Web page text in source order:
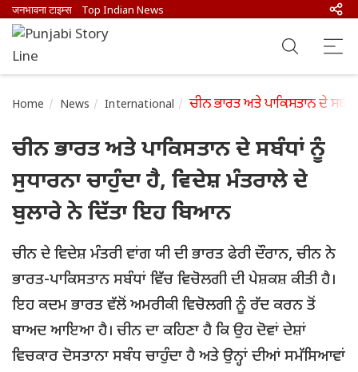
जनभावना टाइम्स Top Indian News
Home News International ਚੀਨ ਭਾਰਤ ਅਤੇ ਪਾਕਿਸਤਾਨ ਦੇ
ਚੀਨ ਭਾਰਤ ਅਤੇ ਪਾਕਿਸਤਾਨ ਦੇ ਸਬੰਧਾਂ ਨੂੰ
ਸੁਧਾਰਨਾ ਚਾਹੁੰਦਾ ਹੈ, ਵਿਦੇਸ਼ ਮੰਤਰਾਲੇ ਦੇ
ਬੁਲਾਰੇ ਨੇ ਦਿੱਤਾ ਇਹ ਬਿਆਨ
ਚੀਨ ਦੇ ਵਿਦੇਸ਼ ਮੰਤਰੀ ਵਾਂਗ ਯੀ ਦੀ ਭਾਰਤ ਫੇਰੀ ਦੌਰਾਨ, ਚੀਨ ਨੇ
ਭਾਰਤ-ਪਾਕਿਸਤਾਨ ਸਬੰਧਾਂ ਵਿੱਚ ਵਿਚੋਲਗੀ ਦੀ ਪੇਸ਼ਕਸ਼ ਕੀਤੀ ਹੈ।
ਇਹ ਕਦਮ ਭਾਰਤ ਵੱਲੋਂ ਅਮਰੀਕੀ ਵਿਚੋਲਗੀ ਨੂੰ ਰੱਦ ਕਰਨ ਤੋਂ
ਬਾਅਦ ਆਇਆ ਹੈ। ਚੀਨ ਦਾ ਕਹਿਣਾ ਹੈ ਕਿ ਉਹ ਦੋਵਾਂ ਦੇਸ਼ਾਂ
ਵਿਚਕਾਰ ਦੋਸਤਾਨਾ ਸਬੰਧ ਚਾਹੁੰਦਾ ਹੈ ਅਤੇ ਉਨ੍ਹਾਂ ਦੀਆਂ ਸਮੱਸਿਆਵਾਂ